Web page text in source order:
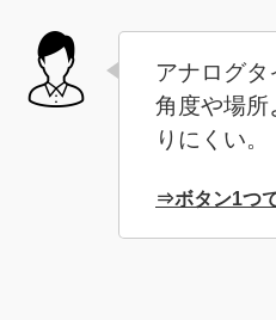
アナログ
角度や場所
りにくい。
⇒ボタン1つ